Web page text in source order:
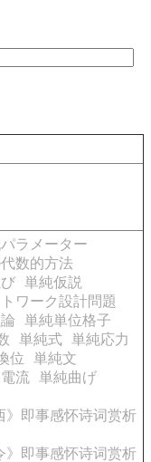
ラメーター
数的方法
単純仮説
ワーク設計問題
単純単位格子
単純式 単純応力
位
単純文
流 単純曲げ
》即事感怀诗词赏析
》即事感怀诗词赏析